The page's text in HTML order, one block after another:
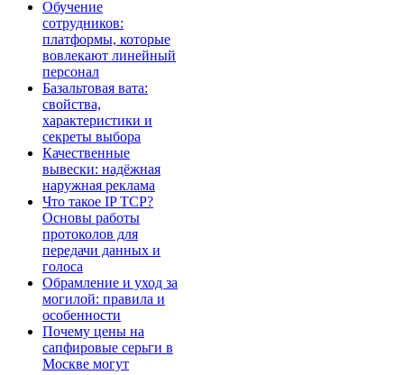
Обучение
сотрудников:
платформы, которые
вовлекают линейный
персонал
Базальтовая вата:
свойства,
характеристики и
секреты выбора
Качественные
вывески: надёжная
наружная реклама
Что такое IP TCP?
Основы работы
протоколов для
передачи данных и
голоса
Обрамление и уход за
могилой: правила и
особенности
Почему цены на
сапфировые серьги в
Москве могут